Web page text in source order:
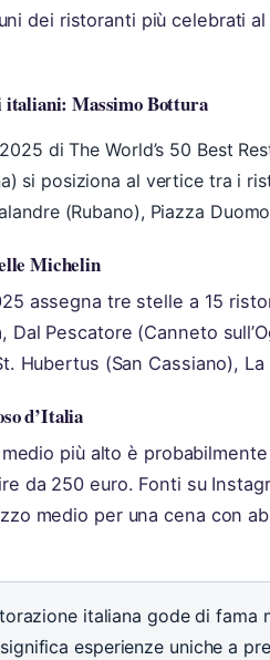
dei ristoranti più celebrati
Massimo Bottura
di The World’s 50 Best
si posiziona al vertice tra i
(Rubano), Piazza
Michelin
assegna tre stelle a 15
Dal Pescatore (Canneto
Hubertus (San Cassiano),
d’Italia
più alto è
da 250 euro. Fonti su
medio per una cena con
italiana gode di
esperienze uniche a